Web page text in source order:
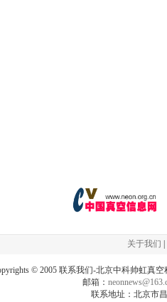
关于我们
© 2005 联系我们-北京中科帅虹真
邮箱：
联系地址：北京市